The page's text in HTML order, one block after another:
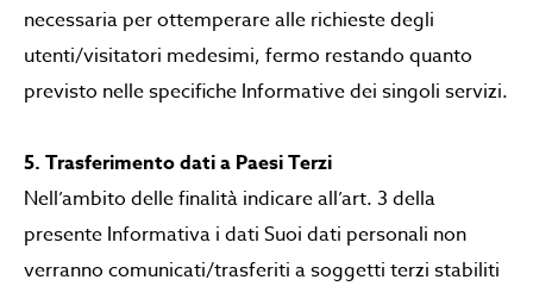
necessaria per ottemperare alle richieste degli
utenti/visitatori medesimi, fermo restando quanto
previsto nelle specifiche Informative dei singoli servizi.
5. Trasferimento dati a Paesi Terzi
Nell’ambito delle finalità indicare all’art. 3 della
presente Informativa i dati Suoi dati personali non
verranno comunicati/trasferiti a soggetti terzi stabiliti